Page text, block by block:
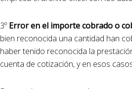
3º Error en el importe cobrado o
bien reconocida una cantidad han
haber tenido reconocida la
cuenta de cotización, y en esos